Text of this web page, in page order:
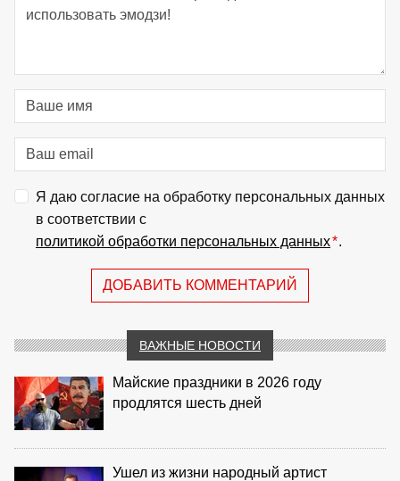
Я даю согласие на обработку персональных данных
в соответствии с
политикой обработки персональных данных*.
ДОБАВИТЬ КОММЕНТАРИЙ
ВАЖНЫЕ НОВОСТИ
Майские праздники в 2026 году
продлятся шесть дней
Ушел из жизни народный артист